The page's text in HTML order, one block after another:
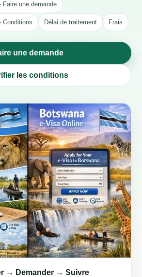
une demande
Délai de traitement Frais
une demande
les conditions
→ Demander → Suivre